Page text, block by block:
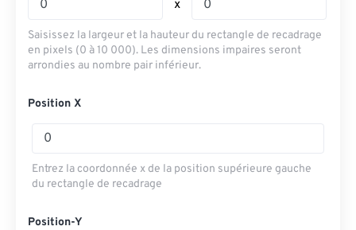
x
Saisissez la largeur et la hauteur du rectangle de recadrage
en pixels (0 à 10 000). Les dimensions impaires seront
arrondies au nombre pair inférieur.
Position X
Entrez la coordonnée x de la position supérieure gauche
du rectangle de recadrage
Position-Y